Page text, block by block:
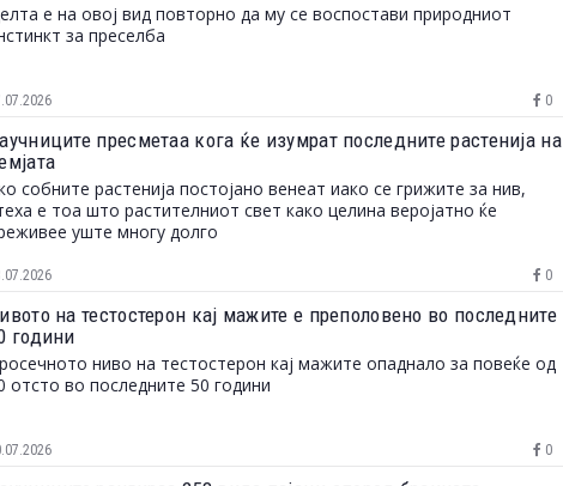
е на овој вид повторно да му се воспостави природниот
за преселба
0
пресметаа кога ќе изумрат последните растенија на
собните растенија постојано венеат иако се грижите за нив,
е тоа што растителниот свет како целина веројатно ќе
уште многу долго
0
на тестостерон кај мажите е преполовено во последните
години
ниво на тестостерон кај мажите опаднало за повеќе од
отсто во последните 50 години
0